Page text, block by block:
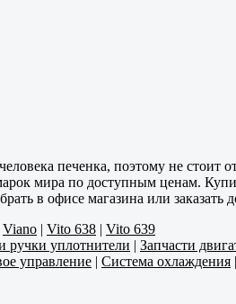
печенка, поэтому не стоит
мира по доступным ценам.
в офисе магазина или заказать
Viano | Vito 638 | Vito 639
ручки уплотнители | Запчасти
управление | Система охлаждения |